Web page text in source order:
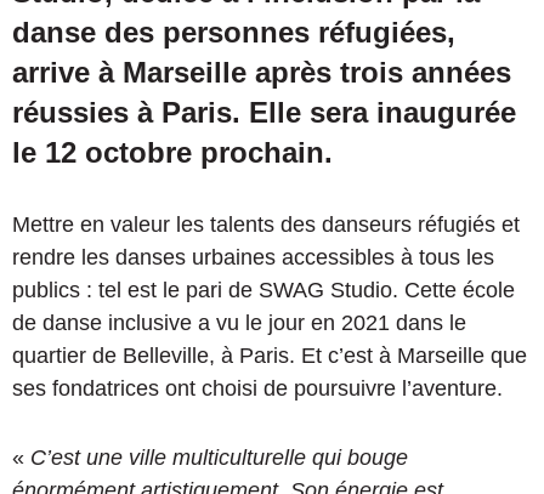
danse des personnes réfugiées,
arrive à Marseille après trois années
réussies à Paris. Elle sera inaugurée
le 12 octobre prochain.
Mettre en valeur les talents des danseurs réfugiés et
rendre les danses urbaines accessibles à tous les
publics : tel est le pari de SWAG Studio. Cette école
de danse inclusive a vu le jour en 2021 dans le
quartier de Belleville, à Paris. Et c’est à Marseille que
ses fondatrices ont choisi de poursuivre l’aventure.
« C’est une ville multiculturelle qui bouge